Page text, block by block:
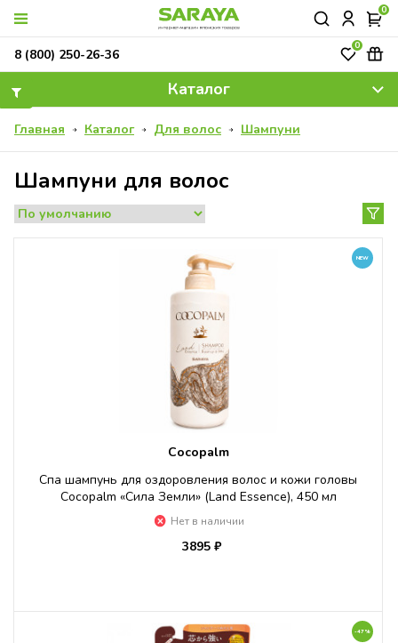
0
0
8 (800) 250-26-36
Каталог
Главная Каталог Для волос Шампуни
Шампуни для волос
NEW
Cocopalm
Спа шампунь для оздоровления волос и кожи головы
Cocopalm «Сила Земли» (Land Essence), 450 мл
Нет в наличии
3895 ₽
-47%